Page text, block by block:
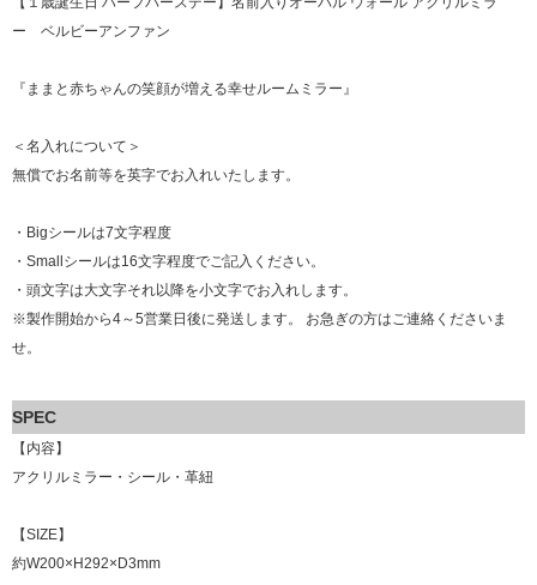
ー ベルビーアンファン
『ままと赤ちゃんの笑顔が増える幸せルームミラー』
＜名入れについて＞
無償でお名前等を英字でお入れいたします。
・Bigシールは7文字程度
・Smallシールは16文字程度でご記入ください。
・頭文字は大文字それ以降を小文字でお入れします。
※製作開始から4～5営業日後に発送します。 お急ぎの方はご連絡くださいま
せ。
SPEC
【内容】
アクリルミラー・シール・革紐
【SIZE】
約W200×H292×D3mm